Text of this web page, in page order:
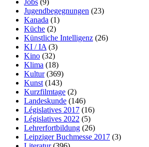
Jobs (9)
Jugendbegegnungen (23)
Kanada (1)
Küche (2)
Künstliche Intelligenz (26)
KI / IA (3)
Kino (32)
Klima (18)
Kultur(369)
Kunst (143)
Kurzfilmtage (2)
Landeskunde (146)
Législatives 2017 (16)
Législatives 2022 (5)
Lehrerfortbildung (26)
Leipziger Buchmesse 2017 (3)